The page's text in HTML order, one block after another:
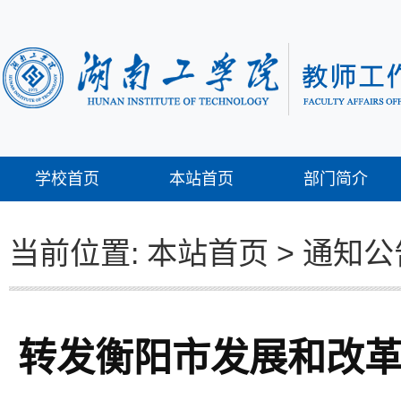
学校首页 本站首页 部门简介
当前位置: 本站首页 > 通知公
转发衡阳市发展和改